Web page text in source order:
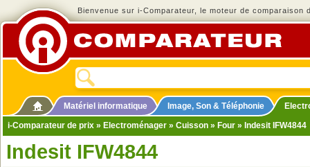
Bienvenue sur i-Comparateur, le moteur de comparaison
Matériel informatique Image, Son & Téléphonie
i-Comparateur de prix » Electroménager » Cuisson » Four » Indesit IFW4844
Indesit IFW4844